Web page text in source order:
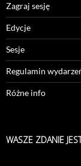
Zagraj sesję
Edycje
Sesje
Regulamin
Różne info
WASZE ZDANIE